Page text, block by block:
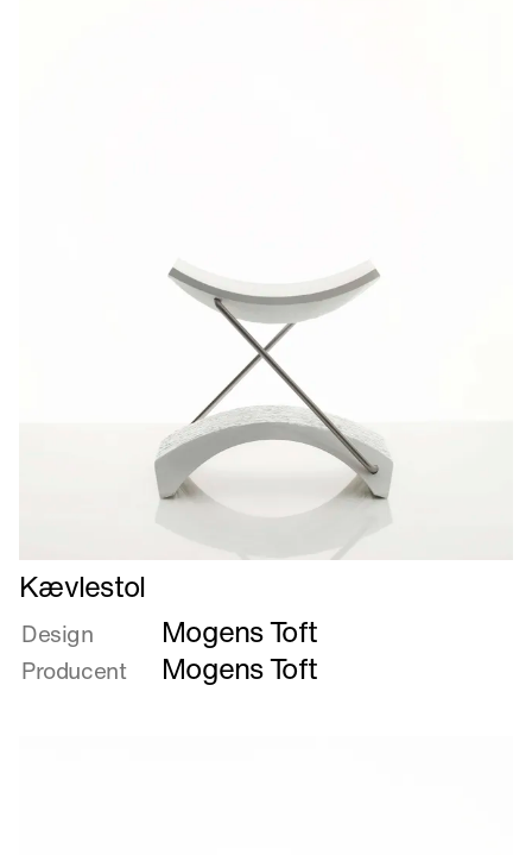
Læs
mere
om
Kævlestol
Kævlestol
Design Mogens Toft
Producent Mogens Toft